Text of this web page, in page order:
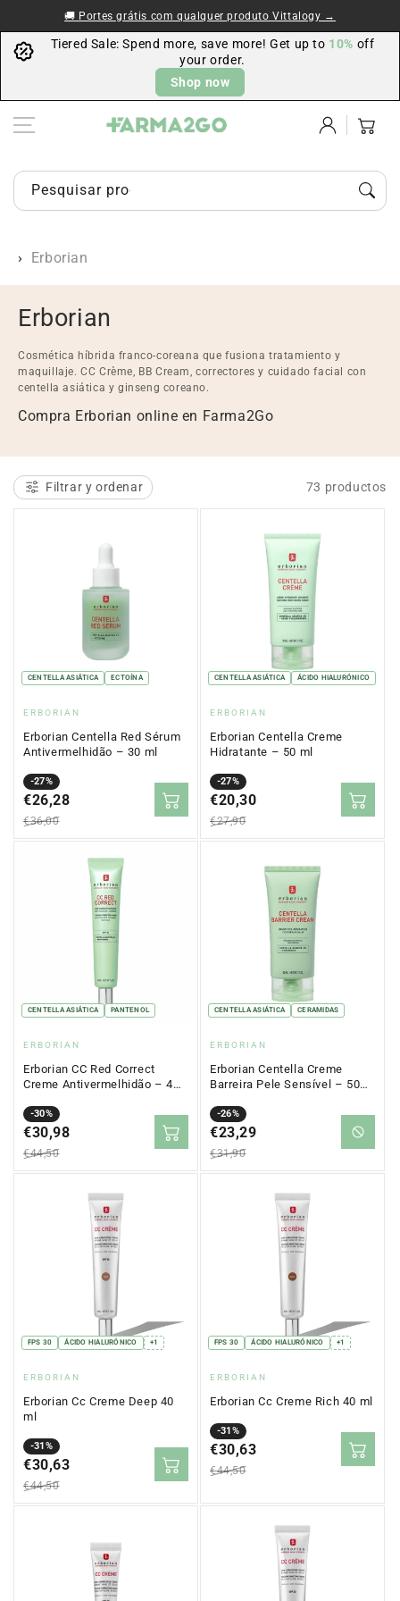
Ir al contenido🚚 Portes grátis com qualquer produto Vittalogy →
Tiered Sale: Spend more, save more! Get up to 10% off
your order.
Shop now
Iniciar
sesión
Carrito
Pesquisar produtos, marcas ou categorias…
Erborian
C
o
l
e
c
i
Erborian
Cosmética híbrida franco-coreana que fusiona tratamiento y
maquillaje. CC Crème, BB Cream, correctores y cuidado facial con
centella asiática y ginseng coreano.
Compra Erborian online en Farma2Go
Filtrar y ordenar 73 productos
CENTELLA ASIÁTICA ECTOÍNA
Proveedor:
ERBORIAN
Erborian Centella Red Sérum
Antivermelhidão – 30 ml
-27%
Precio
en
oferta
€26,28
Precio
regular
€36,00
CENTELLA ASIÁTICA ÁCIDO HIALURÓNICO
Proveedor:
ERBORIAN
Erborian Centella Creme
Hidratante – 50 ml
-27%
Precio
en
oferta
€20,30
Precio
regular
€27,90
CENTELLA ASIÁTICA PANTENOL
Proveedor:
ERBORIAN
Erborian CC Red Correct
Creme Antivermelhidão – 40
-30%
Precio
en
oferta
€30,98
Precio
regular
€44,50
CENTELLA ASIÁTICA CERAMIDAS
Proveedor:
ERBORIAN
Erborian Centella Creme
Barreira Pele Sensível – 50
-26%
Precio
en
oferta
€23,29
Precio
regular
€31,90
FPS 30 ÁCIDO HIALURÓNICO +1
Proveedor:
ERBORIAN
Erborian Cc Creme Deep 40
ml
-31%
Precio
en
oferta
€30,63
Precio
regular
€44,50
FPS 30 ÁCIDO HIALURÓNICO +1
Proveedor:
ERBORIAN
Erborian Cc Creme Rich 40 ml
-31%
Precio
en
oferta
€30,63
Precio
regular
€44,50